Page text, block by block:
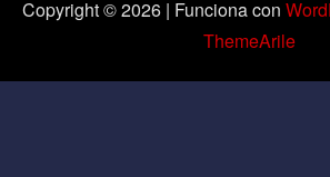
Copyright © 2026 | Funciona con
ThemeArile